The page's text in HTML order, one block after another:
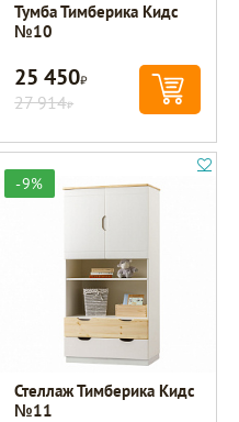
Тумба Тимберика Кидс
№10
25 450Р
27 914Р
-9%
Стеллаж Тимберика Кидс
№11